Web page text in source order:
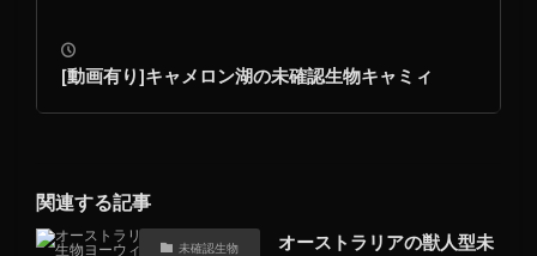
[動画有り]キャメロン湖の未確認生物キャミィ
関連する記事
未確認生物
オーストラリアの獣人型未